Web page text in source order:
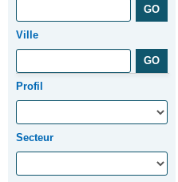
Ville
Profil
Secteur